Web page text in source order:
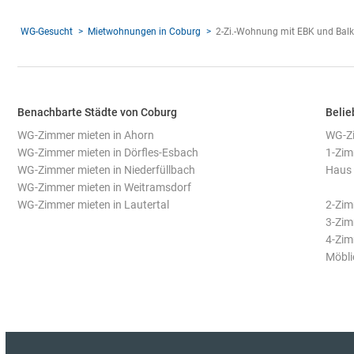
WG-Gesucht Mietwohnungen in Coburg 2-Zi.-Wohnung mit EBK und
Benachbarte Städte von Coburg
WG-Zimmer mieten in Ahorn
WG-Zimmer mieten in Dörfles-Esbach
WG-Zimmer mieten in Niederfüllbach
WG-Zimmer mieten in Weitramsdorf
WG-Zimmer mieten in Lautertal
WG-
1-
Haus
2-
3-
4-